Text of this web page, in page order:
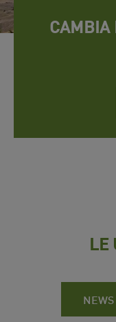
CAMBIA
LE